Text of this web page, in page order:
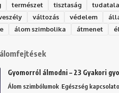
természet tisztaság
változás védelem
álom szimbolika átmenet
Gyomorról álmodni – 23 Gyakori
Álom szimbólumok Egészség